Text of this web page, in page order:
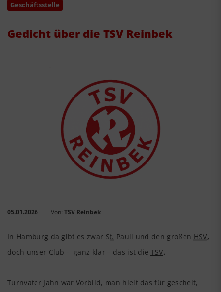
Geschäftsstelle
Gedicht über die TSV Reinbek
05.01.2026 Von: TSV Reinbek
In Hamburg da gibt es zwar St. Pauli und den großen HSV,
doch unser Club - ganz klar – das ist die TSV.
Turnvater Jahn war Vorbild, man hielt das für gescheit,